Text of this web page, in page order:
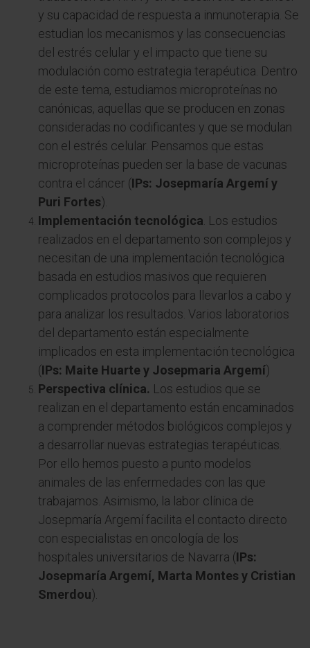
y su capacidad de respuesta a inmunoterapia. Se
estudian los mecanismos y las consecuencias
del estrés celular y el impacto que tiene su
modulación como estrategia terapéutica. Dentro
de este tema, estudiamos microproteínas no
canónicas, aquellas que se producen en zonas
consideradas no codificantes y que se modulan
con el estrés celular. Pensamos que estas
microproteínas pueden ser la base de vacunas
contra el cáncer (IPs: Josepmaría Argemí y
Puri Fortes).
Implementación tecnológica . Los estudios
realizados en el departamento son complejos y
necesitan de una implementación tecnológica
basada en estudios masivos que requieren
complicados protocolos para llevarlos a cabo y
para analizar los resultados. Varios laboratorios
del departamento están especialmente
implicados en esta implementación tecnológica
(IPs: Maite Huarte y Josepmaria Argemí)
Perspectiva clínica. Los estudios que se
realizan en el departamento están encaminados
a comprender métodos biológicos complejos y
a desarrollar nuevas estrategias terapéuticas.
Por ello hemos puesto a punto modelos
animales de las enfermedades con las que
trabajamos. Asimismo, la labor clínica de
Josepmaría Argemí facilita el contacto directo
con especialistas en oncología de los
hospitales universitarios de Navarra (IPs:
Josepmaría Argemí, Marta Montes y Cristian
Smerdou).